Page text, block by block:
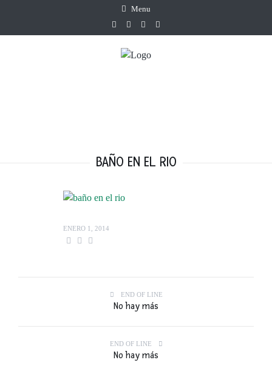
Menu
BAÑO EN EL RIO
ENERO 1, 2014
END OF LINE
No hay más
END OF LINE
No hay más